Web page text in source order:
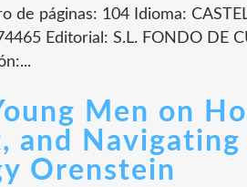
de páginas: 104 Idioma:
Editorial: S.L. FONDO DE
Men on
and
Orenstein